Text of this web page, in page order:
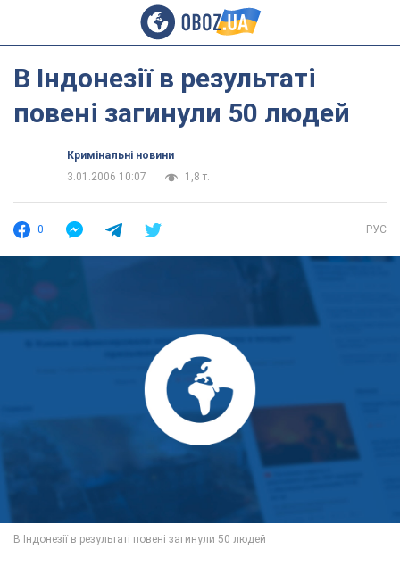
В Індонезії в результаті
повені загинули 50 людей
Кримінальні новини
3.01.2006 10:07
1,8 т.
0 РУС